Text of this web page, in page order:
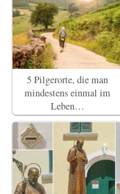
5 Pilgerorte, die man
mindestens einmal im
Leben…